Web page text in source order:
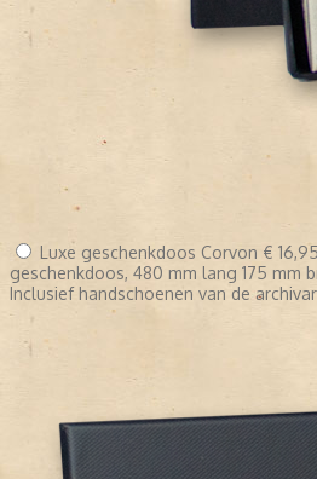
Luxe geschenkdoos Corvon € 16,95
geschenkdoos, 480 mm lang 175 mm
Inclusief handschoenen van de